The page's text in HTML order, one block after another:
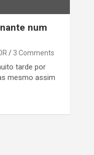
num
3 Comments
tarde por
mesmo assim